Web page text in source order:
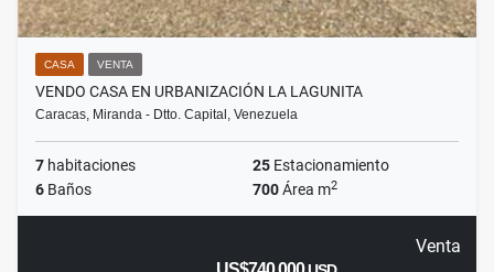
CASA VENTA
VENDO CASA EN URBANIZACIÓN LA LAGUNITA
Caracas, Miranda - Dtto. Capital, Venezuela
7 habitaciones 25 Estacionamiento
6 Baños 700Área m2
Venta